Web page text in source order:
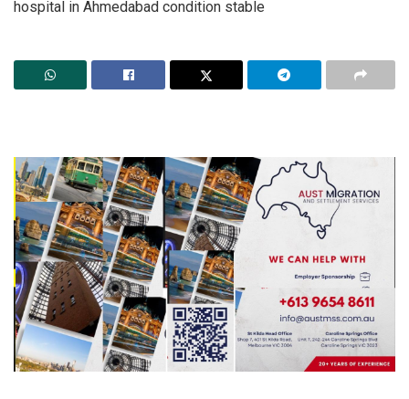
hospital in Ahmedabad condition stable